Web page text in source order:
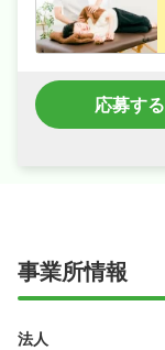
応募する
事業所情報
法人